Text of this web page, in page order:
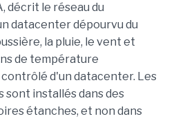
décrit le réseau du
datacenter dépourvu du
la pluie, le vent et
de température
d'un datacenter. Les
installés dans des
étanches, et non dans